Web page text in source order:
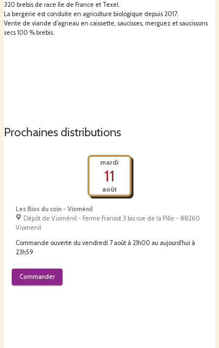
320 brebis de race Ile de France et Texel.
La bergerie est conduite en agriculture biologique depuis 2017.
Vente de viande d’agneau en caissette, saucisses, merguez et saucissons
secs 100 % brebis.
Prochaines distributions
mardi
11
août
Les Bios du coin - Vioménil
Dépôt de Vioménil - Ferme Fransot 3 bis rue de la Pille - 88260
Viomenil
Commande ouverte du vendredi 7 août à 21h00 au aujourd'hui à
23h59
Commander